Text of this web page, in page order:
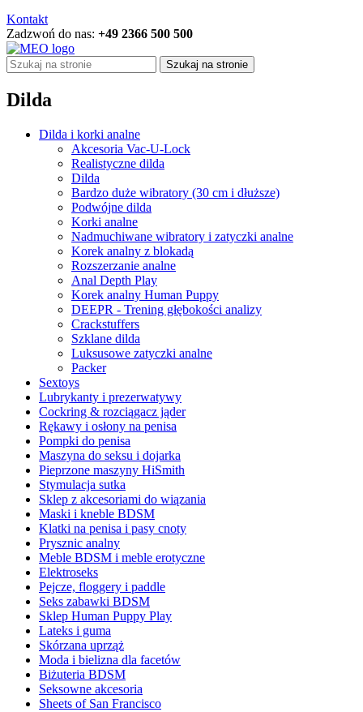
Kontakt
Zadzwoń do nas: +49 2366 500 500
Szukaj na stronie
Dilda
Dilda i korki analne
Akcesoria Vac-U-Lock
Realistyczne dilda
Dilda
Bardzo duże wibratory (30 cm i dłuższe)
Podwójne dilda
Korki analne
Nadmuchiwane wibratory i zatyczki analne
Korek analny z blokadą
Rozszerzanie analne
Anal Depth Play
Korek analny Human Puppy
DEEPR - Trening głębokości analizy
Crackstuffers
Szklane dilda
Luksusowe zatyczki analne
Packer
Sextoys
Lubrykanty i prezerwatywy
Cockring & rozciągacz jąder
Rękawy i osłony na penisa
Pompki do penisa
Maszyna do seksu i dojarka
Pieprzone maszyny HiSmith
Stymulacja sutka
Sklep z akcesoriami do wiązania
Maski i kneble BDSM
Klatki na penisa i pasy cnoty
Prysznic analny
Meble BDSM i meble erotyczne
Elektroseks
Pejcze, floggery i paddle
Seks zabawki BDSM
Sklep Human Puppy Play
Lateks i guma
Skórzana uprząż
Moda i bielizna dla facetów
Biżuteria BDSM
Seksowne akcesoria
Sheets of San Francisco